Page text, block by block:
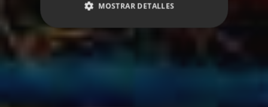
MOSTRAR DETALLES